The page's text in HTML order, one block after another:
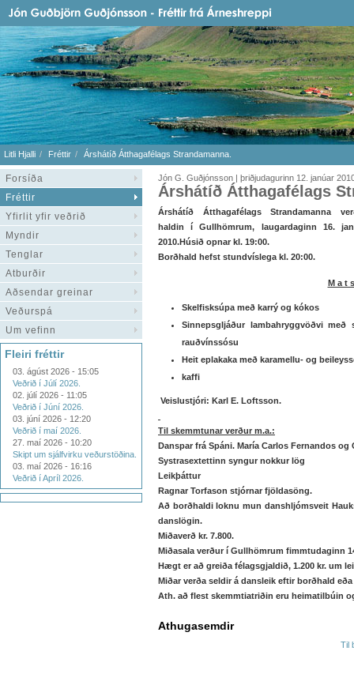
Litli Hjalli Fréttir Árshátíð Átthagafélags Strandamanna.
Forsíða
Fréttir
Yfirlit yfir veðrið
Myndir
Tenglar
Atburðir
Aðsendar greinar
Veðurspá
Um vefinn
Fleiri fréttir
03. ágúst 2026 - 15:05
Veðrið í Júlí 2026.
02. júlí 2026 - 11:05
Veðrið í Júní 2026.
03. júní 2026 - 12:20
Veðrið í maí 2026.
27. maí 2026 - 10:20
Skipt um sjálfvirku veðurstöðina.
03. maí 2026 - 16:16
Veðrið í Apríl 2026.
Jón G. Guðjónsson | þriðjudagurinn 12. janúar
Árshátíð Átthagafélags
Árshátíð Átthagafélags Strandamanna
haldin í Gullhömrum, laugardaginn 16.
2010.Húsið opnar kl. 19:00.
Borðhald hefst stundvíslega kl. 20:00.
M a t
Skelfisksúpa með karrý og kókos
Sinnepsgljáður lambahryggvöðvi
rauðvínssósu
Heit eplakaka með karamellu- og
kaffi
Veislustjóri: Karl E. Loftsson.
Til skemmtunar verður m.a.:
Danspar frá Spáni. María Carlos Fernandos og
Systrasextettinn syngur nokkur lög
Leikþáttur
Ragnar Torfason stjórnar fjöldasöng.
Að borðhaldi loknu mun danshljómsveit
danslögin.
Miðaverð kr. 7.800.
Miðasala verður í Gullhömrum fimmtudaginn
Hægt er að greiða félagsgjaldið, 1.200 kr. um
Miðar verða seldir á dansleik eftir borðhald eða
Ath. að flest skemmtiatriðin eru heimatilbúin
Athugasemdir
Til